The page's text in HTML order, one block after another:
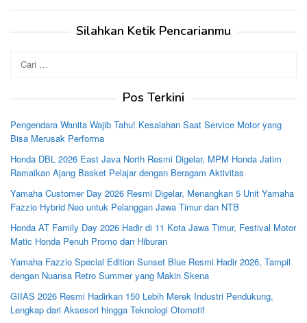
Silahkan Ketik Pencarianmu
untuk:
Pos Terkini
Pengendara Wanita Wajib Tahu! Kesalahan Saat Service Motor yang
Bisa Merusak Performa
Honda DBL 2026 East Java North Resmi Digelar, MPM Honda Jatim
Ramaikan Ajang Basket Pelajar dengan Beragam Aktivitas
Yamaha Customer Day 2026 Resmi Digelar, Menangkan 5 Unit Yamaha
Fazzio Hybrid Neo untuk Pelanggan Jawa Timur dan NTB
Honda AT Family Day 2026 Hadir di 11 Kota Jawa Timur, Festival Motor
Matic Honda Penuh Promo dan Hiburan
Yamaha Fazzio Special Edition Sunset Blue Resmi Hadir 2026, Tampil
dengan Nuansa Retro Summer yang Makin Skena
GIIAS 2026 Resmi Hadirkan 150 Lebih Merek Industri Pendukung,
Lengkap dari Aksesori hingga Teknologi Otomotif